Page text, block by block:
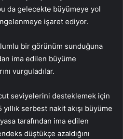
da gelecekte büyümeye yol
işaret ediyor.
bir görünüm sunduğuna
ima edilen büyüme
vurguladılar.
seviyelerini desteklemek için
yıllık serbest nakit akışı büyüme
tarafından ima edilen
düştükçe azaldığını